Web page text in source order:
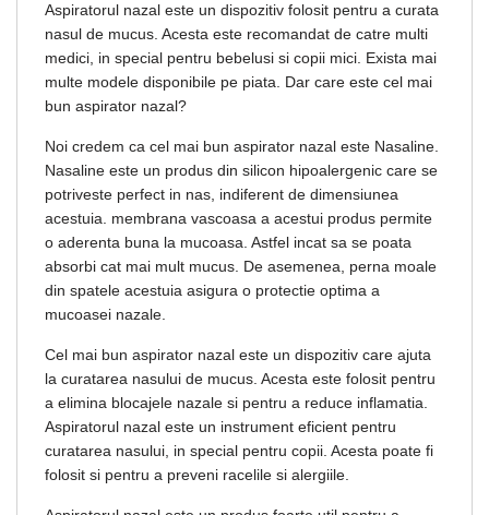
Aspiratorul nazal este un dispozitiv folosit pentru a curata
nasul de mucus. Acesta este recomandat de catre multi
medici, in special pentru bebelusi si copii mici. Exista mai
multe modele disponibile pe piata. Dar care este cel mai
bun aspirator nazal?
Noi credem ca cel mai bun aspirator nazal este Nasaline.
Nasaline este un produs din silicon hipoalergenic care se
potriveste perfect in nas, indiferent de dimensiunea
acestuia. membrana vascoasa a acestui produs permite
o aderenta buna la mucoasa. Astfel incat sa se poata
absorbi cat mai mult mucus. De asemenea, perna moale
din spatele acestuia asigura o protectie optima a
mucoasei nazale.
Cel mai bun aspirator nazal este un dispozitiv care ajuta
la curatarea nasului de mucus. Acesta este folosit pentru
a elimina blocajele nazale si pentru a reduce inflamatia.
Aspiratorul nazal este un instrument eficient pentru
curatarea nasului, in special pentru copii. Acesta poate fi
folosit si pentru a preveni racelile si alergiile.